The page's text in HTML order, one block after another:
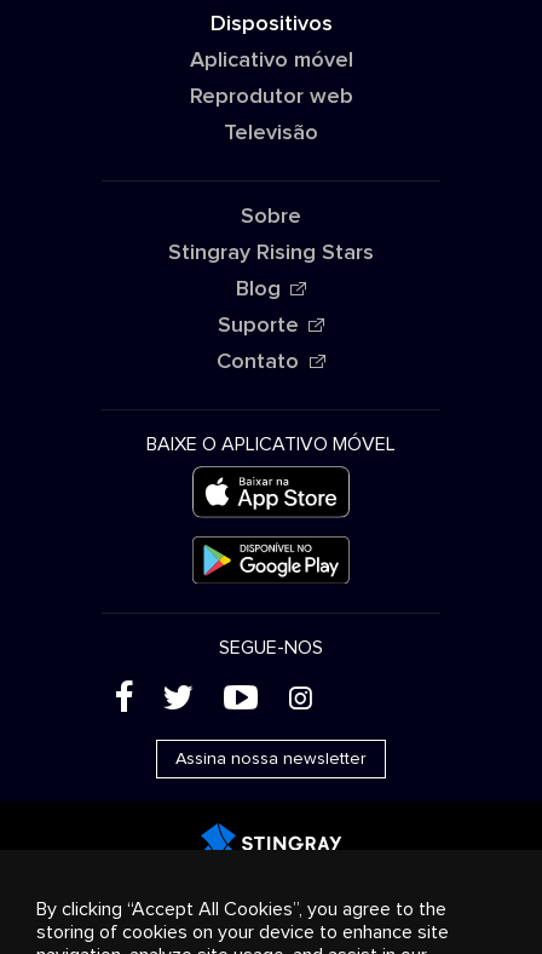
Dispositivos
Aplicativo móvel
Reprodutor web
Televisão
Sobre
Stingray Rising Stars
Blog
Suporte
Contato
BAIXE O APLICATIVO MÓVEL
SEGUE-NOS
( ' + &
Assina nossa newsletter
consumo
Soluções empresariais Rádio
Sobre nós
Cookies settings
By clicking “Accept All Cookies”, you agree to the
storing of cookies on your device to enhance site